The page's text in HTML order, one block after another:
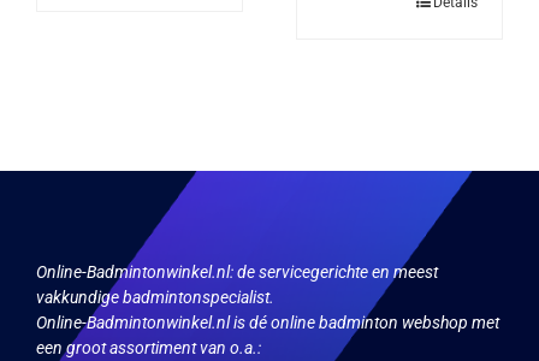
productpagina
worden
productpagina
Online-Badmintonwinkel.nl:de servicegerichte en meest
vakkundige badmintonspecialist.
Online-Badmintonwinkel.nl is dé online badminton webshop met
een groot assortiment van o.a.: